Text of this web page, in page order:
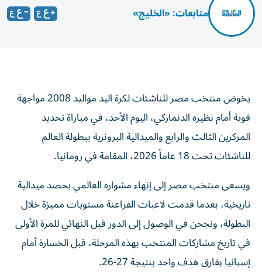
متابعات: «الخليج»
يخوض منتخب مصر للناشئات لكرة اليد مواليد 2008 مواجهة
قوية أمام نظيره الدنماركي، اليوم الأحد، في مباراة تحديد
المركزين الثالث والرابع والميدالية البرونزية ببطولة العالم
للناشئات تحت 18 عاماً 2026، المقامة في رومانيا.
ويسعى منتخب مصر إلى إنهاء مشواره العالمي بحصد ميدالية
تاريخية، بعدما قدمت لاعبات الفراعنة مستويات مميزة خلال
البطولة، ونجحن في الوصول إلى الدور قبل النهائي للمرة الأولى
في تاريخ مشاركات المنتخب بهذه المرحلة، قبل الخسارة أمام
إسبانيا بفارق هدف واحد بنتيجة 27-26.